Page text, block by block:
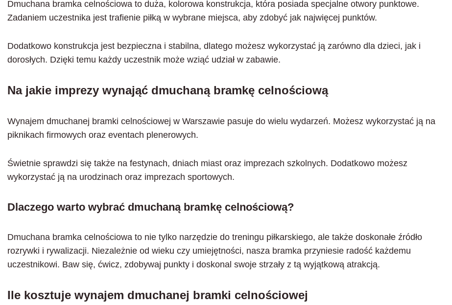
Dmuchana bramka celnościowa to duża, kolorowa konstrukcja, która posiada specjalne otwory punktowe.
Zadaniem uczestnika jest trafienie piłką w wybrane miejsca, aby zdobyć jak najwięcej punktów.
Dodatkowo konstrukcja jest bezpieczna i stabilna, dlatego możesz wykorzystać ją zarówno dla dzieci, jak i
dorosłych. Dzięki temu każdy uczestnik może wziąć udział w zabawie.
Na jakie imprezy wynająć dmuchaną bramkę celnościową
Wynajem dmuchanej bramki celnościowej w Warszawie pasuje do wielu wydarzeń. Możesz wykorzystać ją na
piknikach firmowych oraz eventach plenerowych.
Świetnie sprawdzi się także na festynach, dniach miast oraz imprezach szkolnych. Dodatkowo możesz
wykorzystać ją na urodzinach oraz imprezach sportowych.
Dlaczego warto wybrać dmuchaną bramkę celnościową?
Dmuchana bramka celnościowa to nie tylko narzędzie do treningu piłkarskiego, ale także doskonałe źródło
rozrywki i rywalizacji. Niezależnie od wieku czy umiejętności, nasza bramka przyniesie radość każdemu
uczestnikowi. Baw się, ćwicz, zdobywaj punkty i doskonal swoje strzały z tą wyjątkową atrakcją.
Ile kosztuje wynajem dmuchanej bramki celnościowej